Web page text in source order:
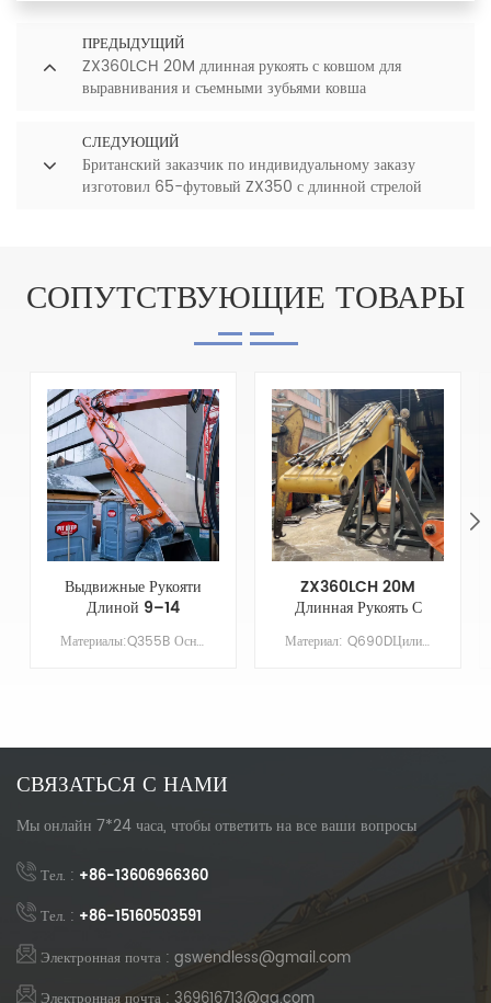
ПРЕДЫДУЩИЙ
ZX360LCH 20M длинная рукоять с ковшом для
выравнивания и съемными зубьями ковша
СЛЕДУЮЩИЙ
Британский заказчик по индивидуальному заказу
изготовил 65-футовый ZX350 с длинной стрелой
СОПУТСТВУЮЩИЕ ТОВАРЫ
Выдвижные Рукояти
Длиной 9–14
Метров Для Рукояти
Экскаватора Cat Материалы:Q355B Основные параметры Модель КАТ325-7 Длина стрелы XX Длина руки 9 Объем ковша/м&sup3; 0,7 Противовес НЕЗАЧЕМ
ZX360LCH 20M
Длинная Рукоять С
Ковшом Для
Выравнивания И Материал: Q690DЦилиндр: Оригинальный размерСтрела: 11,37 мРукав: 8,63 мКовш: 1,5 куб. мГрунтовка/Покрытие: цинконаполненная грунтовка, наносимая распылением
СВЯЗАТЬСЯ С НАМИ
Мы онлайн 7*24 часа, чтобы ответить на все ваши вопросы
Тел. : +86-13606966360
Тел. : +86-15160503591
Электронная почта : gswendless@gmail.com